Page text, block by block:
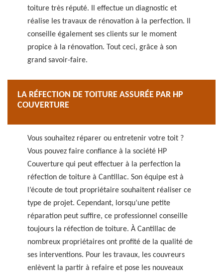
toiture très réputé. Il effectue un diagnostic et
réalise les travaux de rénovation à la perfection. Il
conseille également ses clients sur le moment
propice à la rénovation. Tout ceci, grâce à son
grand savoir-faire.
LA RÉFECTION DE TOITURE ASSURÉE PAR HP
COUVERTURE
Vous souhaitez réparer ou entretenir votre toit ?
Vous pouvez faire confiance à la société HP
Couverture qui peut effectuer à la perfection la
réfection de toiture à Cantillac. Son équipe est à
l’écoute de tout propriétaire souhaitent réaliser ce
type de projet. Cependant, lorsqu’une petite
réparation peut suffire, ce professionnel conseille
toujours la réfection de toiture. À Cantillac de
nombreux propriétaires ont profité de la qualité de
ses interventions. Pour les travaux, les couvreurs
enlèvent la partir à refaire et pose les nouveaux